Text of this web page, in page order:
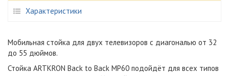
Характеристики
Мобильная стойка для двух телевизоров с диагональю от 32
до 55 дюймов.
Стойка ARTKRON Back to Back MP60 подойдёт для всех типов